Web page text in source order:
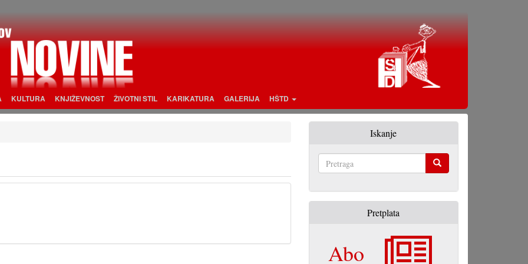
KULTURA KNJIŽEVNOST ŽIVOTNI STIL KARIKATURA GALERIJA HŠTD
Iskanje
Pretplata
Abo